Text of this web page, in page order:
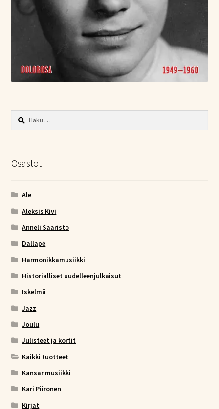
Haku:
Osastot
Ale
Aleksis Kivi
Anneli Saaristo
Dallapé
Harmonikkamusiikki
Historialliset uudelleenjulkaisut
Iskelmä
Jazz
Joulu
Julisteet ja kortit
Kaikki tuotteet
Kansanmusiikki
Kari Piironen
Kirjat